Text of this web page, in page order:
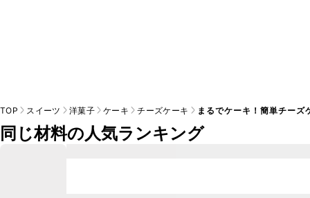
TOP スイーツ 洋菓子 ケーキ チーズケーキ まるでケーキ！簡単チーズ
同じ材料の人気ランキング